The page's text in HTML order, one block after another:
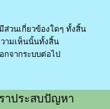
ส่วนเกี่ยวข้องใดๆ ทั้งสิ้น
ามเห็นนั้นทั้งสิ้น
กจากระบบต่อไป
าประสบปัญหา